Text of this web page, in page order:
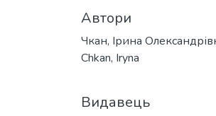
Автори
Чкан, Ірина
Chkan, Iryna
Видавець